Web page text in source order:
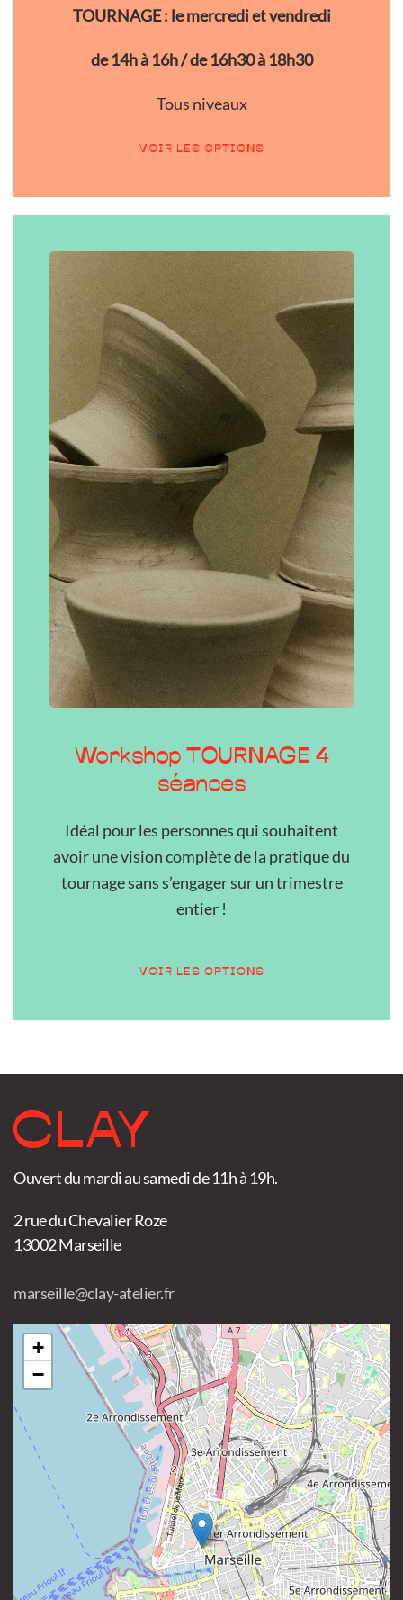
TOURNAGE : le mercredi et vendredi
de 14h à 16h / de 16h30 à 18h30
Tous niveaux
VOIR LES OPTIONS
Workshop TOURNAGE 4
séances
Idéal pour les personnes qui souhaitent
avoir une vision complète de la pratique du
tournage sans s’engager sur un trimestre
entier !
VOIR LES OPTIONS
Ouvert du mardi au samedi de 11h à 19h.
2 rue du Chevalier Roze
13002 Marseille
marseille@clay-atelier.fr
+
−